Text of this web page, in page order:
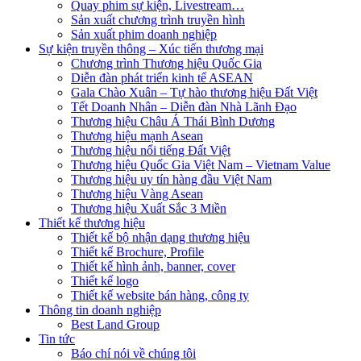
Quay phim sự kiện, Livestream…
Sản xuất chương trình truyền hình
Sản xuất phim doanh nghiệp
Sự kiện truyền thông – Xúc tiến thương mại
Chương trình Thương hiệu Quốc Gia
Diễn đàn phát triển kinh tế ASEAN
Gala Chào Xuân – Tự hào thương hiệu Đất Việt
Tết Doanh Nhân – Diễn đàn Nhà Lãnh Đạo
Thương hiệu Châu Á Thái Bình Dương
Thương hiệu mạnh Asean
Thương hiệu nổi tiếng Đất Việt
Thương hiệu Quốc Gia Việt Nam – Vietnam Value
Thương hiệu uy tín hàng đầu Việt Nam
Thương hiệu Vàng Asean
Thương hiệu Xuất Sắc 3 Miền
Thiết kế thương hiệu
Thiết kế bộ nhận dạng thương hiệu
Thiết kế Brochure, Profile
Thiết kế hình ảnh, banner, cover
Thiết kế logo
Thiết kế website bán hàng, công ty
Thông tin doanh nghiệp
Best Land Group
Tin tức
Báo chí nói về chúng tôi